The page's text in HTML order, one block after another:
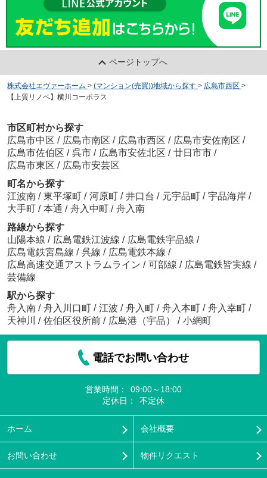
ページトップへ
株式会社エヴァーホーム > (マンション(売買))地域から探す > 広島市西区 >
【上質リノベ】横川コーポラス
市区町村から探す
広島市中区 / 広島市南区 / 広島市西区 / 広島市安佐南区 /
広島市佐伯区 / 呉市 / 広島市安佐北区 / 廿日市市 /
広島市東区 / 広島市安芸区
町名から探す
江波南 / 東平塚町 / 河原町 / 井口台 / 元宇品町 / 宇品海岸 /
大手町 / 本通 / 舟入中町 / 舟入南
路線から探す
山陽本線 / 広島電鉄江波線 / 広島電鉄宇品線 /
広島電鉄宮島線 / 呉線 / 広島電鉄本線 /
広島高速交通アストラムライン / 可部線 / 広島電鉄皆実線 /
芸備線
駅から探す
舟入南 / 舟入川口町 / 江波 / 舟入町 / 舟入本町 / 舟入幸町 /
天神川
/ 佐伯区役所前 / 広島港（宇品） / 小網町
電話でお問い合わせ
営業時間：
09:00～18:00
定休日：
不定休
ホーム 会社概要
お問い合わせ 物件リクエスト